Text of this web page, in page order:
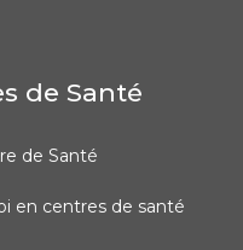
de Santé
de Santé
en centres de santé